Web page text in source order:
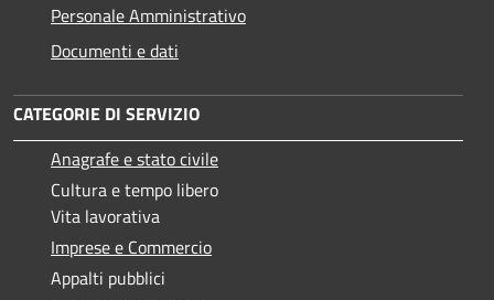
Personale Amministrativo
Documenti e dati
CATEGORIE DI SERVIZIO
Anagrafe e stato civile
Cultura e tempo libero
Vita lavorativa
Imprese e Commercio
Appalti pubblici